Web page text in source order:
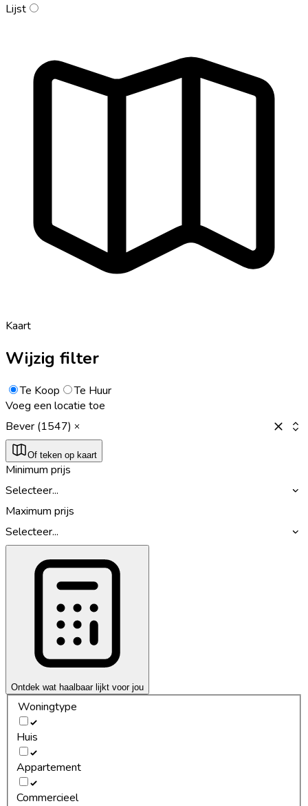
Lijst
Kaart
Wijzig filter
Te Koop
Te Huur
Voeg een locatie toe
Bever (1547)
Of teken op kaart
Minimum prijs
Selecteer...
Maximum prijs
Selecteer...
Ontdek wat haalbaar lijkt voor jou
Woningtype
Huis
Appartement
Commercieel